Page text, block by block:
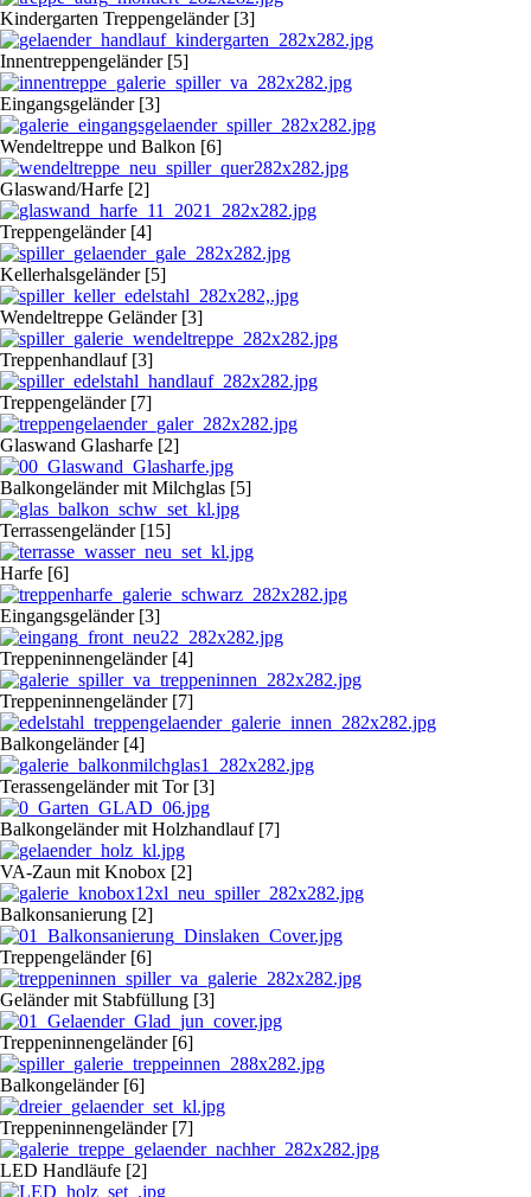
Kindergarten Treppengeländer [3]
Innentreppengeländer [5]
Eingangsgeländer [3]
Wendeltreppe und Balkon [6]
Glaswand/Harfe [2]
Treppengeländer [4]
Kellerhalsgeländer [5]
Wendeltreppe Geländer [3]
Treppenhandlauf [3]
Treppengeländer [7]
Glaswand Glasharfe [2]
Balkongeländer mit Milchglas [5]
Terrassengeländer [15]
Harfe [6]
Eingangsgeländer [3]
Treppeninnengeländer [4]
Treppeninnengeländer [7]
Balkongeländer [4]
Terassengeländer mit Tor [3]
Balkongeländer mit Holzhandlauf [7]
VA-Zaun mit Knobox [2]
Balkonsanierung [2]
Treppengeländer [6]
Geländer mit Stabfüllung [3]
Treppeninnengeländer [6]
Balkongeländer [6]
Treppeninnengeländer [7]
LED Handläufe [2]